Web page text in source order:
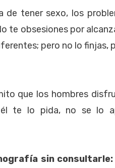
de tener sexo, los
te obsesiones por
pero no lo finjas,
que los hombres
te lo pida, no se lo
sin consultarle: